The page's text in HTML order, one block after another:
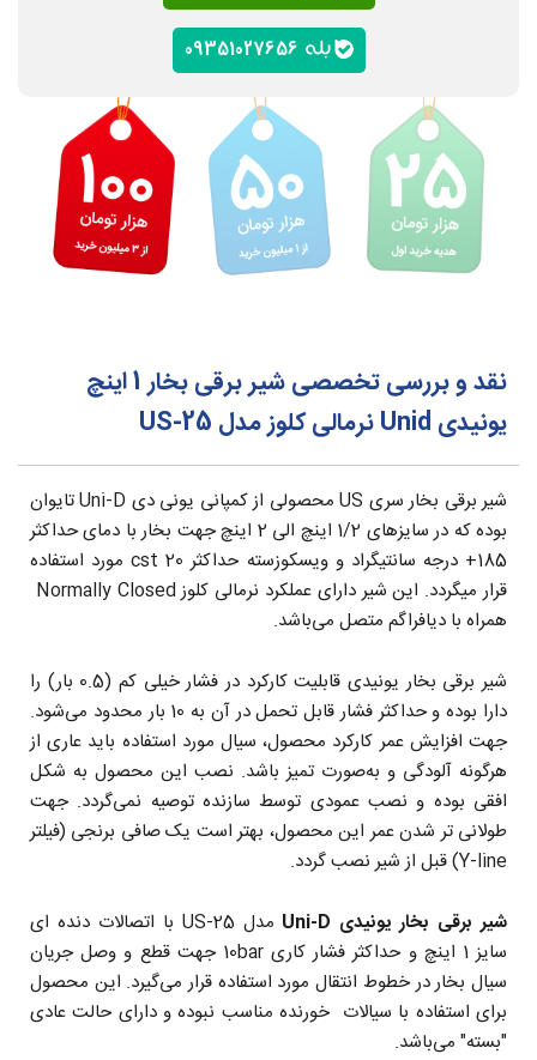
نقد و بررسی تخصصی شیر برقی بخار 1 اینچ
یونیدی Unid نرمالی کلوز مدل US-25
شیر برقی بخار سری US محصولی از کمپانی یونی دی Uni-D تایوان
بوده که در سایزهای 1/2 اینچ الی 2 اینچ جهت بخار با دمای حداکثر
185+ درجه سانتیگراد و ویسکوزسته حداکثر 20 cst مورد استفاده
همراه با دیافراگم متصل می‌باشد.
شیر برقی بخار یونیدی قابلیت کارکرد در فشار خیلی کم (0.5 بار) را
دارا بوده و حداکثر فشار قابل تحمل در آن به 10 بار محدود می‌شود.
جهت افزایش عمر کارکرد محصول، سیال مورد استفاده باید عاری از
هرگونه آلودگی و به‌صورت تمیز باشد. نصب این محصول به شکل
افقی بوده و نصب عمودی توسط سازنده توصیه نمی‌گردد. جهت
طولانی تر شدن عمر این محصول، بهتر است یک صافی برنجی (فیلتر
Y-line) قبل از شیر نصب گردد.
شیر برقی بخار یونیدی Uni-D
مدل US-25 با اتصالات دنده ای
سایز 1 اینچ و حداکثر فشار کاری 10bar جهت قطع و وصل جریان
سیال‌ بخار در خطوط انتقال مورد استفاده قرار می‌گیرد. این محصول
برای استفاده با سیالات خورنده مناسب نبوده و دارای حالت عادی
"بسته" می‌باشد.